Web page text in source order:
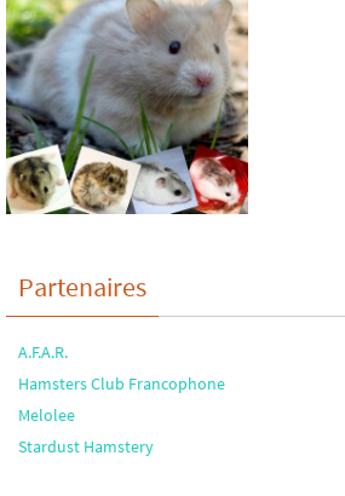
Partenaires
A.F.A.R.
Hamsters Club Francophone
Melolee
Stardust Hamstery